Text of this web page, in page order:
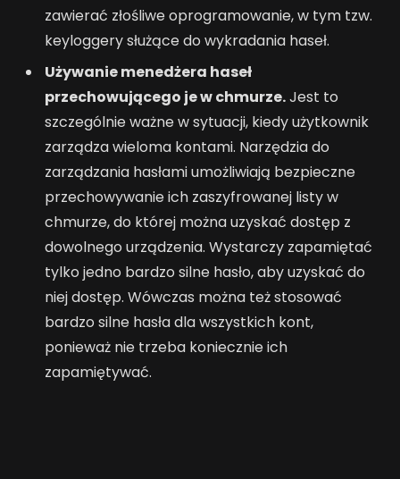
zawierać złośliwe oprogramowanie, w tym tzw.
keyloggery służące do wykradania haseł.
Używanie menedżera haseł
przechowującego je w chmurze.Jest to
szczególnie ważne w sytuacji, kiedy użytkownik
zarządza wieloma kontami. Narzędzia do
zarządzania hasłami umożliwiają bezpieczne
przechowywanie ich zaszyfrowanej listy w
chmurze, do której można uzyskać dostęp z
dowolnego urządzenia. Wystarczy zapamiętać
tylko jedno bardzo silne hasło, aby uzyskać do
niej dostęp. Wówczas można też stosować
bardzo silne hasła dla wszystkich kont,
ponieważ nie trzeba koniecznie ich
zapamiętywać.